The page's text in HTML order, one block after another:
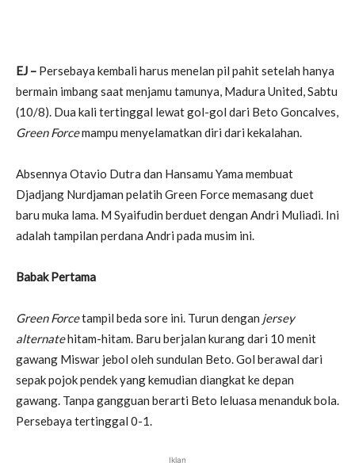
EJ – Persebaya kembali harus menelan pil pahit setelah hanya
bermain imbang saat menjamu tamunya, Madura United, Sabtu
(10/8). Dua kali tertinggal lewat gol-gol dari Beto Goncalves,
Green Forcemampu menyelamatkan diri dari kekalahan.
Absennya Otavio Dutra dan Hansamu Yama membuat
Djadjang Nurdjaman pelatih Green Force memasang duet
baru muka lama. M Syaifudin berduet dengan Andri Muliadi. Ini
adalah tampilan perdana Andri pada musim ini.
Babak Pertama
Green Forcetampil beda sore ini. Turun dengan jersey
alternatehitam-hitam. Baru berjalan kurang dari 10 menit
gawang Miswar jebol oleh sundulan Beto. Gol berawal dari
sepak pojok pendek yang kemudian diangkat ke depan
gawang. Tanpa gangguan berarti Beto leluasa menanduk bola.
Persebaya tertinggal 0-1.
Iklan